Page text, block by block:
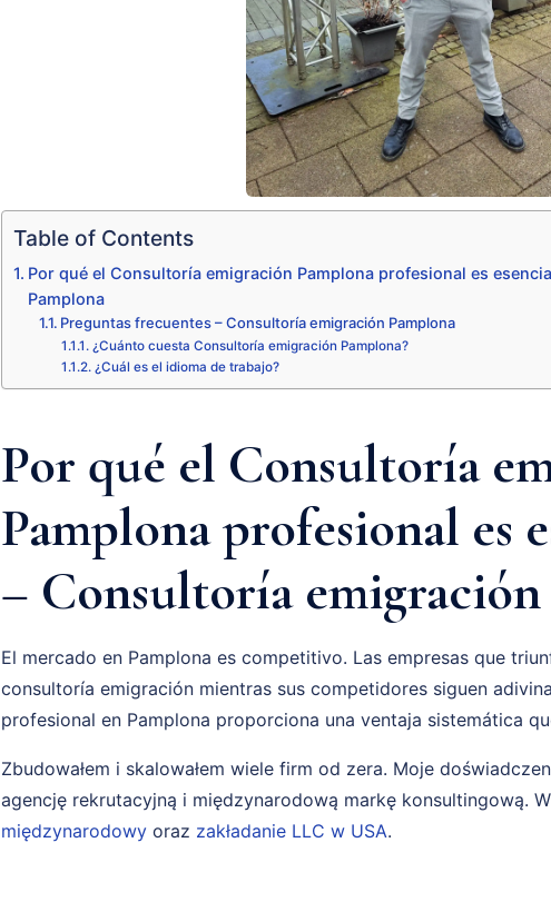
Table of Contents
Por qué el Consultoría emigración Pamplona profesional es
Pamplona
Preguntas frecuentes – Consultoría emigración Pamplona
¿Cuánto cuesta Consultoría emigración Pamplona?
¿Cuál es el idioma de trabajo?
Por qué el Consultoría
Pamplona profesional es
– Consultoría emigración
El mercado en Pamplona es competitivo. Las empresas que
consultoría emigración mientras sus competidores siguen
profesional en Pamplona proporciona una ventaja sistemática
Zbudowałem i skalowałem wiele firm od zera. Moje
agencję rekrutacyjną i międzynarodową markę konsultingową.
międzynarodowy oraz zakładanie LLC w USA.